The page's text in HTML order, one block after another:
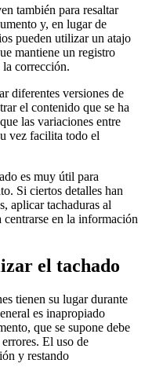
también para resaltar
y, en lugar de
pueden utilizar un atajo
mantiene un registro
la corrección.
diferentes versiones de
el contenido que se ha
las variaciones entre
vez facilita todo el
es muy útil para
Si ciertos detalles han
aplicar tachaduras al
en la información
el tachado
tienen su lugar durante
es inapropiado
que se supone debe
El uso de
y restando